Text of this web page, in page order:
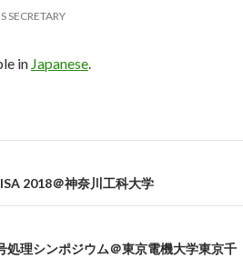
SECRETARY
in Japanese.
2018＠神奈川工科大学
処理シンポジウム＠東京電機大学東京千